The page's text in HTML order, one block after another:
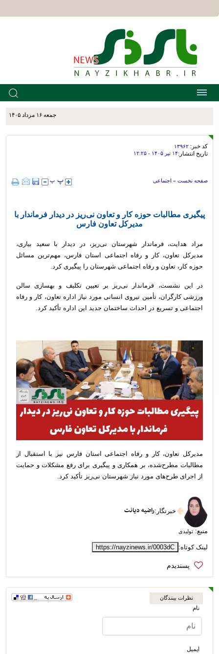
جمعه ۱۶ مرداد ۱۴۰۵
کد خبر: ۱۳۹۶۲
تاریخ انتشار:۱۴ تير ۱۴۰۵ - ۱۲:۲۵
صفحه نخست » اجتماعی
پیگیری مطالبات حوزه کار و تعاون نی‌ریز در دیدار فرماندار با
مدیرکل تعاون فارس
مراد هدایت، فرماندار شهرستان نی‌ریز، در دیدار با سعید بیاری،
مدیرکل تعاون، کار و رفاه اجتماعی استان فارس، مهم‌ترین مسائل
حوزه کار، تعاون و رفاه اجتماعی شهرستان را پیگیری کرد.
در این نشست، فرماندار نی‌ریز بر تعیین تکلیف و بهسازی سالن
ورزشی کارگران، تأمین نیروی انسانی مورد نیاز اداره تعاون، کار و رفاه
اجتماعی و تسریع در احداث ساختمان جدید این اداره تأکید کرد.
مدیرکل تعاون، کار و رفاه اجتماعی استان فارس نیز با استقبال از
مطالبات مطرح‌شده، بر همکاری و پیگیری برای رفع مشکلات و حمایت
از اجرای طرح‌های مورد نیاز شهرستان نی‌ریز تأکید کرد.
خبرنگار :راضیه دیانت
منبع: تولیدی
لینک کوتاه: https://nayzinews.ir/0003dC
نظرات بینندگان
نام
ایمیل